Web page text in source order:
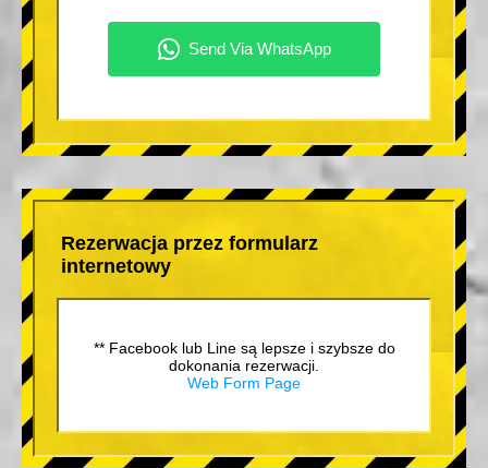
Rezerwacja przez formularz
internetowy
** Facebook lub Line są lepsze i szybsze do
dokonania rezerwacji.
Web Form Page